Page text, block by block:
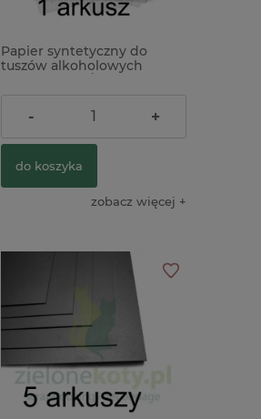
Papier syntetyczny do
tuszów alkoholowych
5,90 zł
- +
do koszyka
zobacz więcej